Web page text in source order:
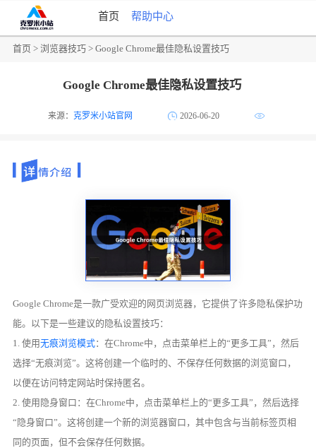
首页 帮助中心
首页 >浏览器技巧 > Google Chrome最佳隐私设置技巧
Google Chrome最佳隐私设置技巧
来源：克罗米小站官网 2026-06-20
Google Chrome是一款广受欢迎的网页浏览器，它提供了许多隐私保护功
能。以下是一些建议的隐私设置技巧：
1. 使用无痕浏览模式：在Chrome中，点击菜单栏上的“更多工具”，然后
选择“无痕浏览”。这将创建一个临时的、不保存任何数据的浏览窗口，
以便在访问特定网站时保持匿名。
2. 使用隐身窗口：在Chrome中，点击菜单栏上的“更多工具”，然后选择
“隐身窗口”。这将创建一个新的浏览器窗口，其中包含与当前标签页相
同的页面，但不会保存任何数据。